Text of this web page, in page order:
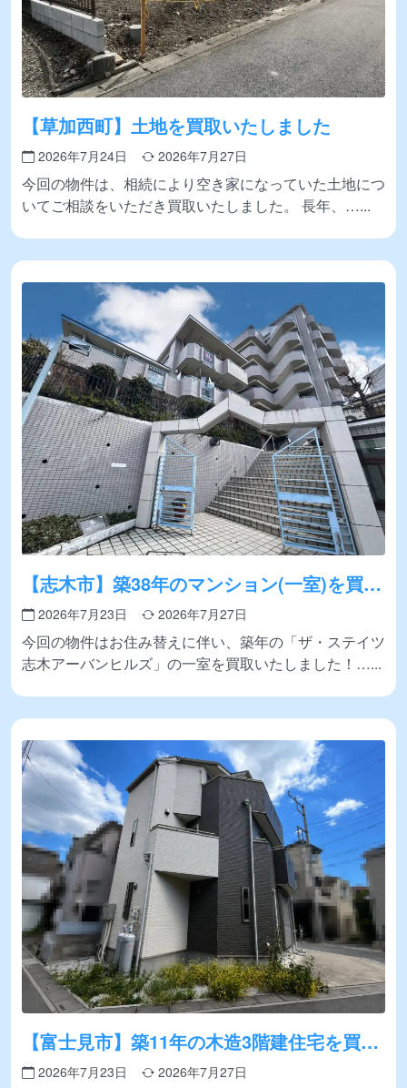
【草加西町】土地を買取いたしました
2026年7月24日 2026年7月27日
今回の物件は、相続により空き家になっていた土地につ
いてご相談をいただき買取いたしました。 長年、…
【志木市】築38年のマンション(一室)を買取
いたしました
2026年7月23日 2026年7月27日
今回の物件はお住み替えに伴い、築年の「ザ・ステイツ
志木アーバンヒルズ」の一室を買取いたしました！…
【富士見市】築11年の木造3階建住宅を買取
いたしました
2026年7月23日 2026年7月27日